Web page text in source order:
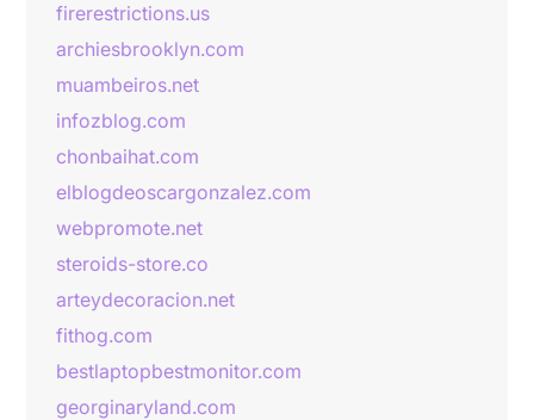
firerestrictions.us
archiesbrooklyn.com
muambeiros.net
infozblog.com
chonbaihat.com
elblogdeoscargonzalez.com
webpromote.net
steroids-store.co
arteydecoracion.net
fithog.com
bestlaptopbestmonitor.com
georginaryland.com